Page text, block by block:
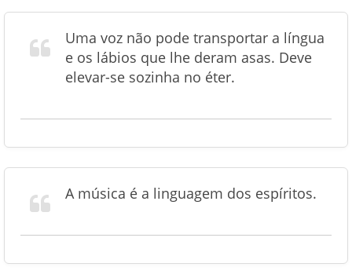
Uma voz não pode transportar a língua
e os lábios que lhe deram asas. Deve
elevar-se sozinha no éter.
A música é a linguagem dos espíritos.